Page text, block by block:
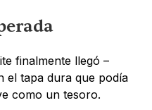
finalmente llegó –
el tapa dura que podía
como un tesoro.